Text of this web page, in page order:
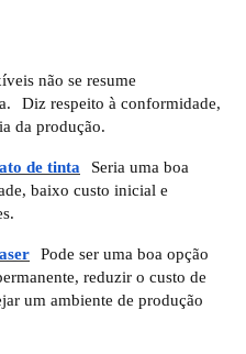
não se resume
Diz respeito à conformidade,
da produção.
de tinta
Seria uma boa
baixo custo inicial e
Pode ser uma boa opção
reduzir o custo de
um ambiente de produção